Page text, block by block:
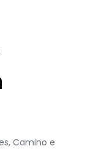
Camino e